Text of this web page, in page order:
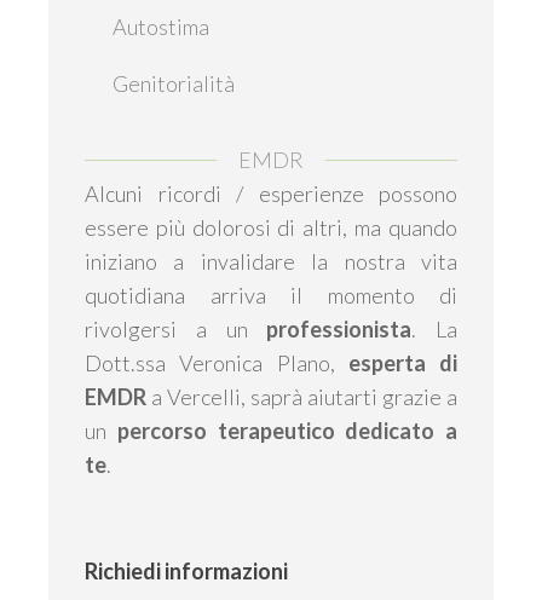
Autostima
Genitorialità
EMDR
Alcuni ricordi / esperienze possono
essere più dolorosi di altri, ma quando
iniziano a invalidare la nostra vita
quotidiana arriva il momento di
rivolgersi a un professionista. La
Dott.ssa Veronica Plano, esperta di
EMDR a Vercelli, saprà aiutarti grazie a
un percorso terapeutico dedicato a
te.
Richiedi informazioni